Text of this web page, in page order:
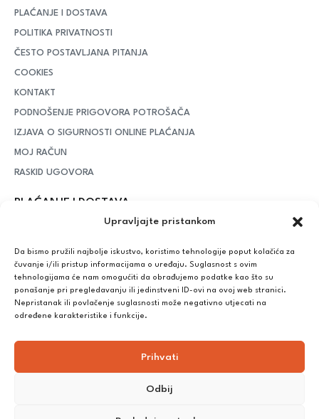
Upravljajte pristankom
Da bismo pružili najbolje iskustvo, koristimo tehnologije poput kolačića za
čuvanje i/ili pristup informacijama o uređaju. Suglasnost s ovim
tehnologijama će nam omogućiti da obrađujemo podatke kao što su
ponašanje pri pregledavanju ili jedinstveni ID-ovi na ovoj web stranici.
Nepristanak ili povlačenje suglasnosti može negativno utjecati na
određene karakteristike i funkcije.
Prihvati
Odbij
PLAĆANJE I DOSTAVA
POLITIKA PRIVATNOSTI
ČESTO POSTAVLJANA PITANJA
COOKIES
KONTAKT
PODNOŠENJE PRIGOVORA POTROŠAČA
IZJAVA O SIGURNOSTI ONLINE PLAĆANJA
MOJ RAČUN
RASKID UGOVORA
PLAĆANJE I DOSTAVA
– iznad potrošenih 55 eura dostava je
Plaćanje:
Bankovna transakcija, plaćanje prilikom preuzimanja, CorvusPay